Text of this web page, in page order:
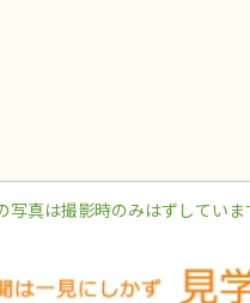
真は撮影時のみはずしていま